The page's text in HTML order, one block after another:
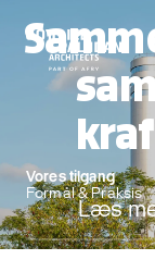
Læs
Vores tilgang
Formål & Praksis